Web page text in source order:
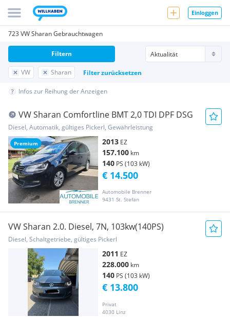
Einloggen
723 VW Sharan Gebrauchtwagen
VW Sharan Filter zurücksetzen
Filtern
Infos zur Reihung der Anzeigen
Premium
VW Sharan Comfortline BMT 2,0 TDI DPF DSG
Diesel, Automatik, gültiges Pickerl, Gewährleistung
2013 EZ
157.100 km
140 PS (103 kW)
Automobile Brenner
9431 St. Stefan
€ 14.500
VW Sharan 2.0. Diesel, 7N, 103kw(140PS)
Diesel, Schaltgetriebe, gültiges Pickerl
2011 EZ
228.000 km
140 PS (103 kW)
Privat
4030 Linz
€ 13.800